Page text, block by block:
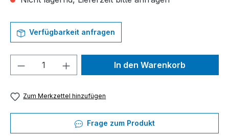
Verfügbarkeit anfragen
Produkt Anzahl: Gib denIn den Warenkorb
Zum Merkzettel hinzufügen
Frage zum Produkt